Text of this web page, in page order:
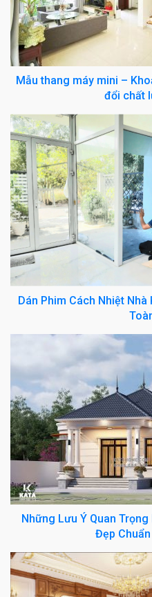
Mẫu thang máy mini –
đổi chất
Dán Phim Cách Nhiệt
Những Lưu Ý Quan
Đẹp